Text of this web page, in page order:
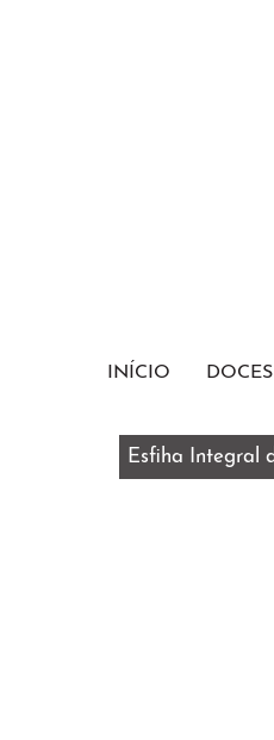
INÍCIO DOCES
Bolo Red Velvet